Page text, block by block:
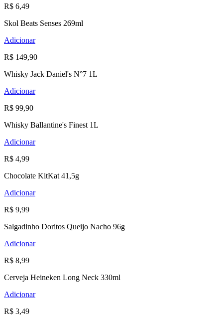
R$ 6,49
Skol Beats Senses 269ml
Adicionar
R$ 149,90
Whisky Jack Daniel's N°7 1L
Adicionar
R$ 99,90
Whisky Ballantine's Finest 1L
Adicionar
R$ 4,99
Chocolate KitKat 41,5g
Adicionar
R$ 9,99
Salgadinho Doritos Queijo Nacho 96g
Adicionar
R$ 8,99
Cerveja Heineken Long Neck 330ml
Adicionar
R$ 3,49